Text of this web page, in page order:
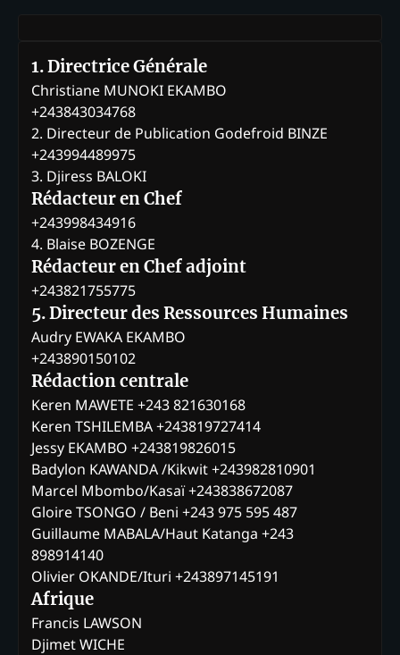
1. Directrice Générale
Christiane MUNOKI EKAMBO
+243843034768
2. Directeur de Publication Godefroid BINZE
+243994489975
3. Djiress BALOKI
Rédacteur en Chef
+243998434916
4. Blaise BOZENGE
Rédacteur en Chef adjoint
+243821755775
5. Directeur des Ressources Humaines
Audry EWAKA EKAMBO
+243890150102
Rédaction centrale
Keren MAWETE +243 821630168
Keren TSHILEMBA +243819727414
Jessy EKAMBO +243819826015
Badylon KAWANDA /Kikwit +243982810901
Marcel Mbombo/Kasaï +243838672087
Gloire TSONGO / Beni +243 975 595 487
Guillaume MABALA/Haut Katanga +243
898914140
Olivier OKANDE/Ituri +243897145191
Afrique
Francis LAWSON
Djimet WICHE